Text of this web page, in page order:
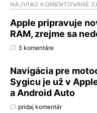
NAJVIAC KOMENTOVANÉ
Apple pripravuje
RAM, zrejme sa
3 komentáre
Navigácia pre
Sygicu je už v
a Android Auto
pridaj komentár